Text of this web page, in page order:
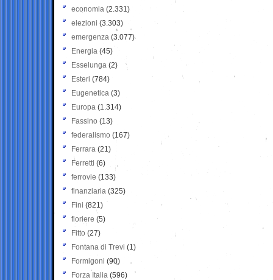
economia (2.331)
elezioni (3.303)
emergenza (3.077)
Energia (45)
Esselunga (2)
Esteri (784)
Eugenetica (3)
Europa (1.314)
Fassino (13)
federalismo (167)
Ferrara (21)
Ferretti (6)
ferrovie (133)
finanziaria (325)
Fini (821)
fioriere (5)
Fitto (27)
Fontana di Trevi (1)
Formigoni (90)
Forza Italia (596)